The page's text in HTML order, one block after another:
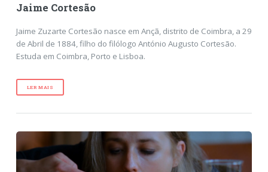
Jaime Cortesão
Jaime Zuzarte Cortesão nasce em Ançã, distrito de Coimbra, a 29
de Abril de 1884, filho do filólogo António Augusto Cortesão.
Estuda em Coimbra, Porto e Lisboa.
LER MAIS